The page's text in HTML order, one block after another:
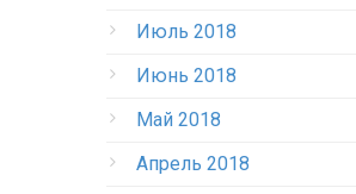
Июль 2018
Июнь 2018
Май 2018
Апрель 2018